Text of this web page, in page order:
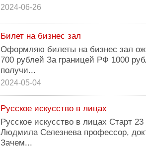
2024-06-26
Билет на бизнес зал
Оформляю билеты на бизнес зал
700 рублей За границей РФ 1000
получи...
2024-05-04
Русское искусство в лицах
Русское искусство в лицах Старт
Людмила Селезнева профессор,
Зачем...